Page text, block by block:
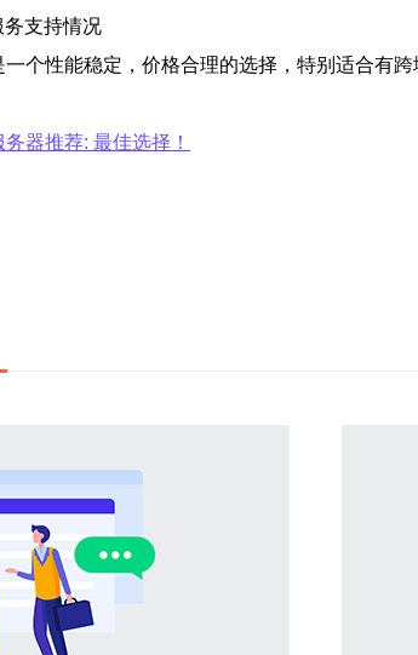
支持情况
个性能稳定，价格合理的选择，特别适合有
器推荐: 最佳选择！